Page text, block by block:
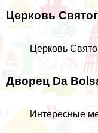
Церковь
Церковь
Дворец Da
Интересные